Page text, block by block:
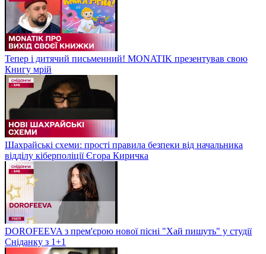
Тепер і дитячий письменний! MONATIK презентував свою
Книгу мрій
Шахрайські схеми: прості правила безпеки від начальника
відділу кіберполіції Єгора Киричка
DOROFEEVA з прем'єрою нової пісні "Хай пишуть" у студії
Сніданку з 1+1